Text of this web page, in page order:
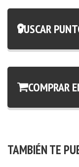
BUSCAR
COMPRAR
TAMBIÉN TE